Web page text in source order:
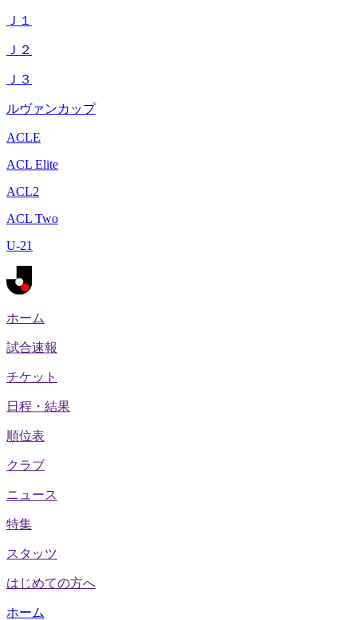
Ｊ１
Ｊ２
Ｊ３
ルヴァンカップ
ACLE
ACL Elite
ACL2
ACL Two
U-21
ホーム
試合速報
チケット
日程・結果
順位表
クラブ
ニュース
特集
スタッツ
はじめての方へ
ホーム